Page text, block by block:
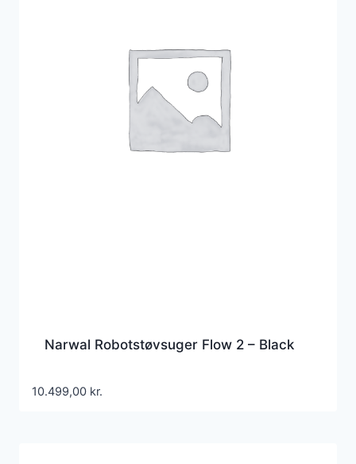
Narwal Robotstøvsuger Flow 2 – Black
10.499,00 kr.